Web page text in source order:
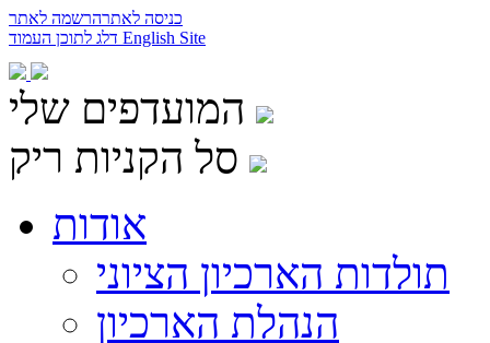
כניסה לאתרהרשמה לאתר
English Site
המועדפים שלי
סל הקניות ריק
אודות
תולדות הארכיון הציוני
הנהלת הארכיון